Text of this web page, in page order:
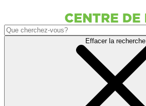
Effacer la recherche